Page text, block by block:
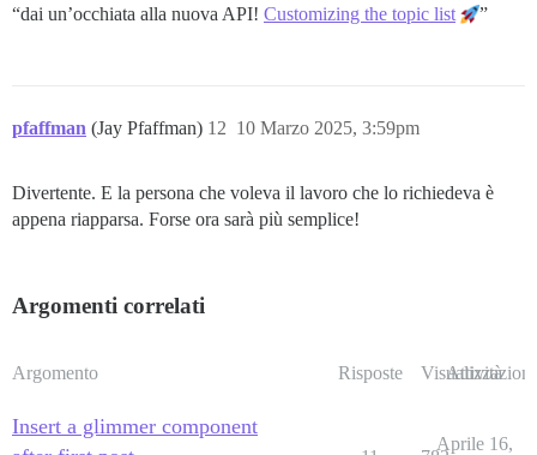
“dai un’occhiata alla nuova API! Customizing the topic list ”
pfaffman (Jay Pfaffman) 10 Marzo 2025, 3:59pm
12
Divertente. E la persona che voleva il lavoro che lo richiedeva è
appena riapparsa. Forse ora sarà più semplice!
Argomenti correlati
Argomento Risposte Visualizzazioni
Attività
Insert a glimmer component
Aprile 16,